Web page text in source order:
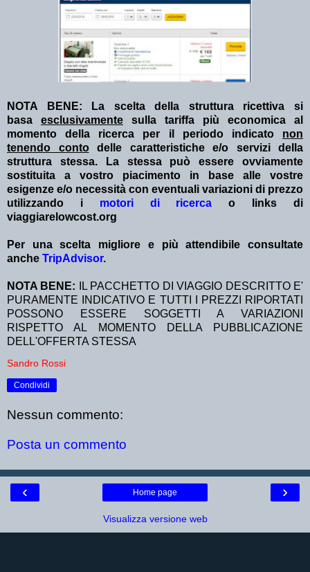
NOTA BENE: La scelta della struttura ricettiva si
basa esclusivamente sulla tariffa più economica al
momento della ricerca per il periodo indicato non
tenendo contodelle caratteristiche e/o servizi della
struttura stessa. La stessa può essere ovviamente
sostituita a vostro piacimento in base alle vostre
esigenze e/o necessità con eventuali variazioni di prezzo
utilizzando i motori di ricerca o links di
viaggiarelowcost.org
Per una scelta migliore e più attendibile consultate
anche TripAdvisor.
NOTA BENE:
IL PACCHETTO DI VIAGGIO DESCRITTO E'
PURAMENTE INDICATIVO E TUTTI I PREZZI RIPORTATI
POSSONO ESSERE SOGGETTI A VARIAZIONI
RISPETTO AL MOMENTO DELLA PUBBLICAZIONE
DELL'OFFERTA STESSA
Sandro Rossi
Condividi
Nessun commento:
Posta un commento
‹ ›
Home page
Visualizza versione web